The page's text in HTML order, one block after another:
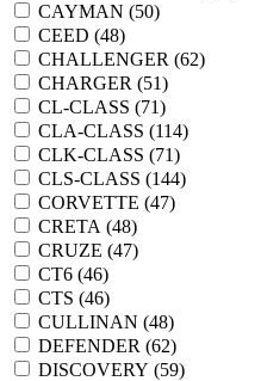
CAYMAN (50)
CEED (48)
CHALLENGER (62)
CHARGER (51)
CL-CLASS (71)
CLA-CLASS (114)
CLK-CLASS (71)
CLS-CLASS (144)
CORVETTE (47)
CRETA (48)
CRUZE (47)
CT6 (46)
CTS (46)
CULLINAN (48)
DEFENDER (62)
DISCOVERY (59)